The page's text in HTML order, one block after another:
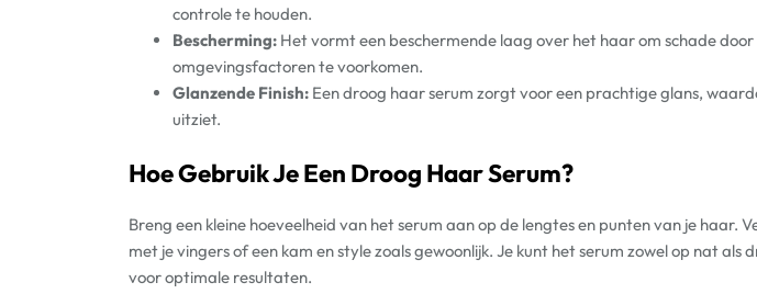
controle te houden.
Bescherming: Het vormt een beschermende laag over het haar om schade
omgevingsfactoren te voorkomen.
Glanzende Finish: Een droog haar serum zorgt voor een prachtige glans,
uitziet.
Hoe Gebruik Je Een Droog Haar Serum?
Breng een kleine hoeveelheid van het serum aan op de lengtes en punten van je haar.
met je vingers of een kam en style zoals gewoonlijk. Je kunt het serum zowel op nat als
voor optimale resultaten.